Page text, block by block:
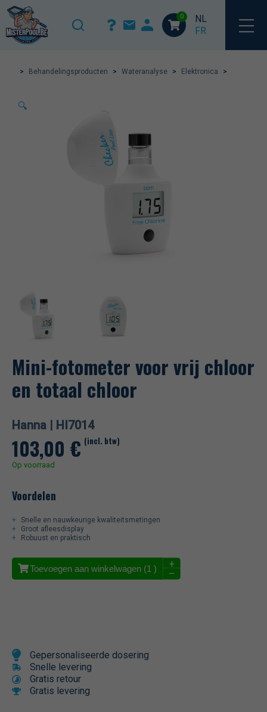
0
NL
FR
> Behandelingsproducten > Wateranalyse > Elektronica >
🔍
Mini-fotometer voor vrij chloor
en totaal chloor
Hanna | HI7014
103,00 € (incl. btw)
Op voorraad
Voordelen
Snelle en nauwkeurige kwaliteitsmetingen
Groot afleesdisplay
Robuust en praktisch
Toevoegen aan winkelwagen (1 )
+
–
Gepersonaliseerde dosering
Snelle levering
Gratis retour
Gratis levering